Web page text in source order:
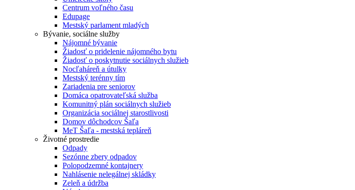
Centrum voľného času
Edupage
Mestský parlament mladých
Bývanie, sociálne služby
Nájomné bývanie
Žiadosť o pridelenie nájomného bytu
Žiadosť o poskytnutie sociálnych služieb
Nocľaháreň a útulky
Mestský terénny tím
Zariadenia pre seniorov
Domáca opatrovateľská služba
Komunitný plán sociálnych služieb
Organizácia sociálnej starostlivosti
Domov dôchodcov Šaľa
MeT Šaľa - mestská tepláreň
Životné prostredie
Odpady
Sezónne zbery odpadov
Polopodzemné kontajnery
Nahlásenie nelegálnej skládky
Zeleň a údržba